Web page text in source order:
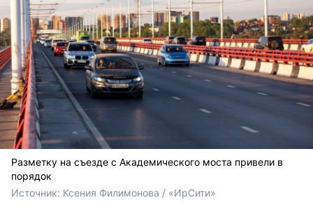
Разметку на съезде с Академического моста привели в
порядок
Источник: Ксения Филимонова / «ИрСити»